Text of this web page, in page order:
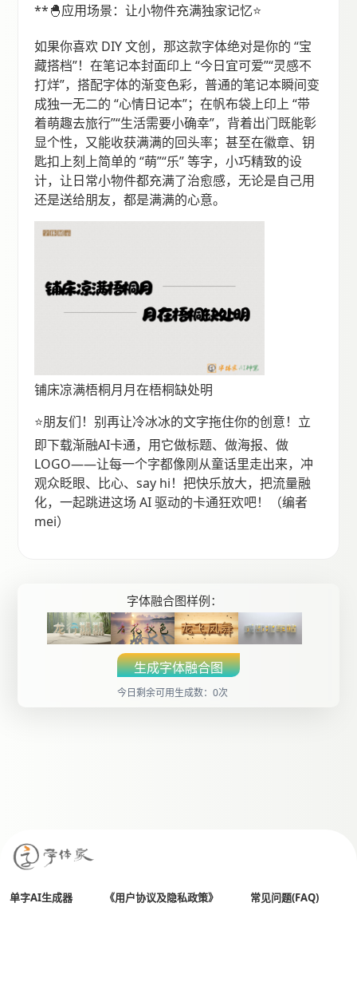
**🐣应用场景：让小物件充满独家记忆⭐️
如果你喜欢 DIY 文创，那这款字体绝对是你的 “宝
藏搭档”！在笔记本封面印上 “今日宜可爱”“灵感不
打烊”，搭配字体的渐变色彩，普通的笔记本瞬间变
成独一无二的 “心情日记本”；在帆布袋上印上 “带
着萌趣去旅行”“生活需要小确幸”，背着出门既能彰
显个性，又能收获满满的回头率；甚至在徽章、钥
匙扣上刻上简单的 “萌”“乐” 等字，小巧精致的设
计，让日常小物件都充满了治愈感，无论是自己用
还是送给朋友，都是满满的心意。
铺床凉满梧桐月月在梧桐缺处明
⭐️朋友们！别再让冷冰冰的文字拖住你的创意！立
即下载渐融AI卡通，用它做标题、做海报、做
LOGO——让每一个字都像刚从童话里走出来，冲
观众眨眼、比心、say hi！把快乐放大，把流量融
化，一起跳进这场 AI 驱动的卡通狂欢吧！（编者
mei）
字体融合图样例：
生成字体融合图
今日剩余可用生成数：0次
单字AI生成器 《用户协议及隐私政策》 常见问题(FAQ)